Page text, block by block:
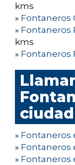
kms
» Fontaneros
» Fontaneros
kms
» Fontaneros
ciudad
» Fontaneros
» Fontaneros
» Fontaneros